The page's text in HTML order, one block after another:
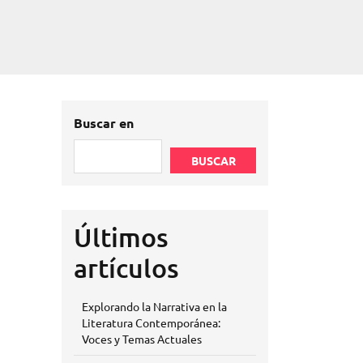
Buscar en
BUSCAR
Últimos
artículos
Explorando la Narrativa en la
Literatura Contemporánea:
Voces y Temas Actuales